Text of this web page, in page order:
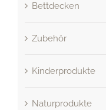
Bettdecken
Zubehör
Kinderprodukte
Naturprodukte